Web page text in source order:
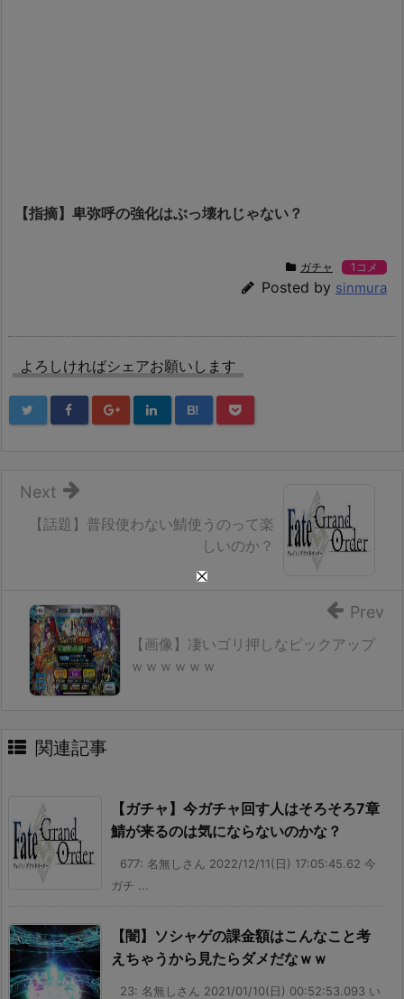
【指摘】卑弥呼の強化はぶっ壊れじゃない？
ガチャ 1コメ
Posted by sinmura
よろしければシェアお願いします
B!
【話題】普段使わない鯖使うのって楽
しいのか？
Next
【画像】凄いゴリ押しなピックアップ
ｗｗｗｗｗｗ
Prev
関連記事
【ガチャ】今ガチャ回す人はそろそろ7章
鯖が来るのは気にならないのかな？
677: 名無しさん 2022/12/11(日) 17:05:45.62 今
ガチ ...
【闇】ソシャゲの課金額はこんなこと考
えちゃうから見たらダメだなｗｗ
23: 名無しさん 2021/01/10(日) 00:52:53.093 い